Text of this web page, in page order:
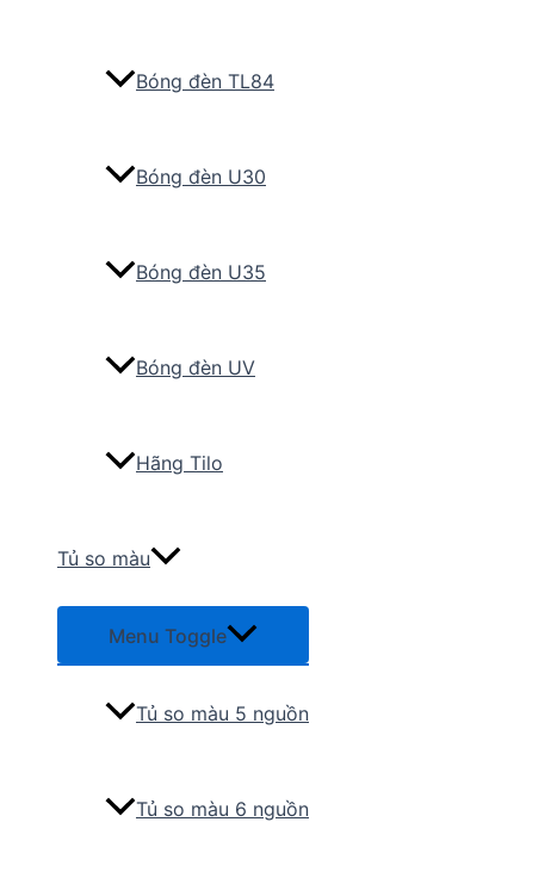
Bóng đèn TL84
Bóng đèn U30
Bóng đèn U35
Bóng đèn UV
Hãng Tilo
Tủ so màu
Menu Toggle
Tủ so màu 5 nguồn
Tủ so màu 6 nguồn